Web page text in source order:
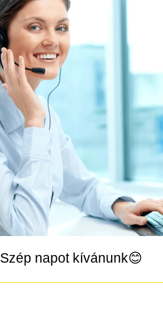
Szép napot kívánunk😊